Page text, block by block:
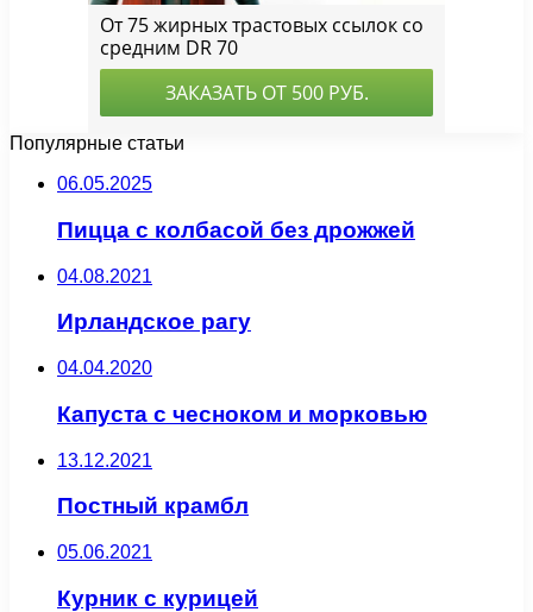
Популярные статьи
06.05.2025
Пицца с колбасой без дрожжей
04.08.2021
Ирландское рагу
04.04.2020
Капуста с чесноком и морковью
13.12.2021
Постный крамбл
05.06.2021
Курник с курицей